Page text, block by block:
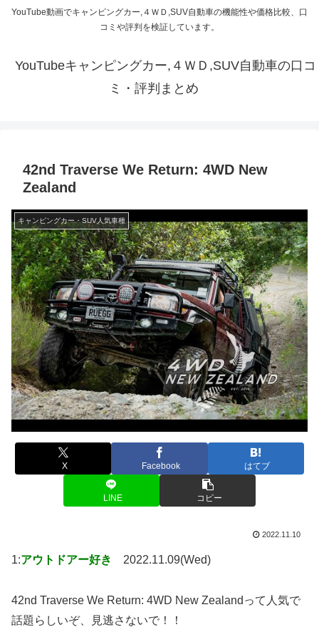
YouTube動画でキャンピングカー,４ＷＤ,SUV自動車の機能性や価格比較、口
コミや評判を検証しています。
YouTubeキャンピングカー,４ＷＤ,SUV自動車の口コ
ミ・評判まとめ
42nd Traverse We Return: 4WD New
Zealand
キャンピングカー・SUV人気車種
X Facebook はてブ
LINE コピー
2022.11.10
1:アウトドアー好き 2022.11.09(Wed)
42nd Traverse We Return: 4WD New Zealandって人気で
話題らしいぞ、見逃さないで！！